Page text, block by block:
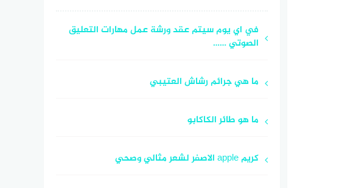
في اي يوم سيتم عقد ورشة عمل مهارات التعليق
الصوتي ……
ما هي جرائم رشاش العتيبي
ما هو طائر الكاكابو
كريم apple الاصفر لشعر مثالي وصحي